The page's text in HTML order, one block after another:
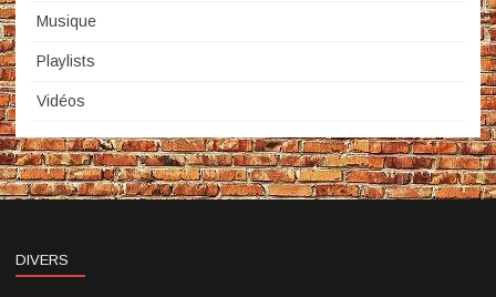
Musique
Playlists
Vidéos
DIVERS